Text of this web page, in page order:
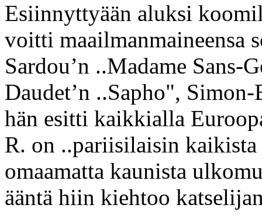
Esiinnyttyään aluksi
voitti maailmanmaineensa
Sardou’n ..Madame Sans-
Daudet’n ..Sapho",
hän esitti kaikkialla
R. on ..pariisilaisin
omaamatta kaunista
ääntä hiin kiehtoo